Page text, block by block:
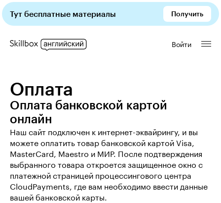
Тут бесплатные материалы Получить
Войти
Оплата
Оплата банковской картой
онлайн
Наш сайт подключен к интернет-эквайрингу, и вы
можете оплатить товар банковской картой Visa,
MasterCard, Maestro и МИР. После подтверждения
выбранного товара откроется защищенное окно с
платежной страницей процессингового центра
CloudPayments, где вам необходимо ввести данные
вашей банковской карты.